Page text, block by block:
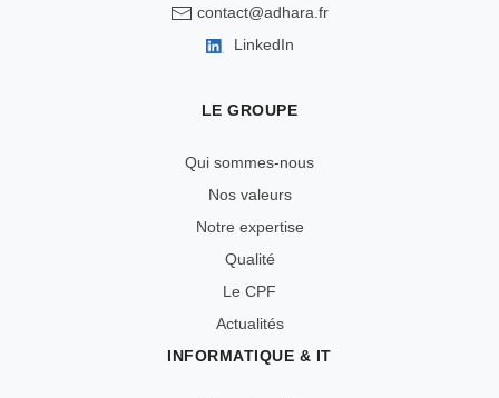
contact@adhara.fr
LinkedIn
LE GROUPE
Qui sommes-nous
Nos valeurs
Notre expertise
Qualité
Le CPF
Actualités
INFORMATIQUE & IT